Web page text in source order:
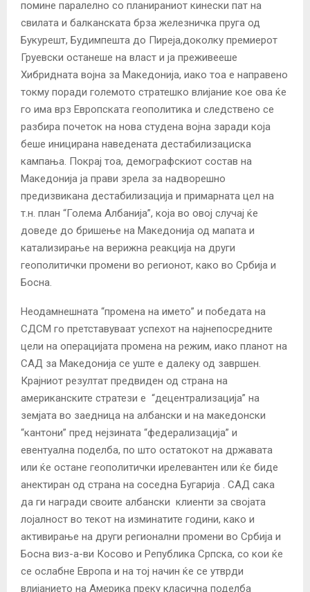
помине паралелно со планираниот кинески пат на
свилата и балканската брза железничка пруга од
Букурешт, Будимпешта до Пиреја,доколку премиерот
Груевски останеше на власт и ја преживееше
Хибридната војна за Македонија, иако тоа е направено
токму поради големото стратешко влијание кое ова ќе
го има врз Европската геополитика и следствено се
разбира почеток на нова студена војна заради која
беше иницирана наведената дестабилизациска
кампања. Покрај тоа, демографскиот состав на
Македонија ја прави зрела за надворешно
предизвикана дестабилизација и примарната цел на
т.н. план “Голема Албанија”, која во овој случај ќе
доведе до бришење на Македонија од мапата и
катализирање на верижна реакција на други
геополитички промени во регионот, како во Србија и
Босна.
Неодамнешната “промена на името” и победата на
СДСМ го претставуваат успехот на најнепосредните
цели на операцијата промена на режим, иако планот на
САД за Македонија се уште е далеку од завршен.
Крајниот резултат предвиден од страна на
американските стратези е “децентрализација” на
земјата во заедница на албански и на македонски
“кантони” пред нејзината “федерализација” и
евентуална поделба, по што остатокот на државата
или ќе остане геополитички ирелевантен или ќе биде
анектиран од страна на соседна Бугарија . САД сака
да ги награди своите албански клиенти за својата
лојалност во текот на изминатите години, како и
активирање на други регионални промени во Србија и
Босна виз-a-ви Косово и Република Српска, со кои ќе
се ослабне Европа и на тој начин ќе се утврди
влијанието на Америка преку класична поделба